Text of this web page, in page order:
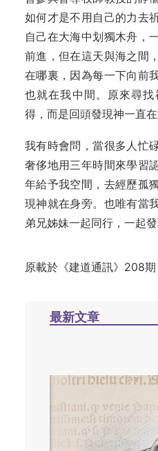
如何才是不用自己的力去
自己在大海中划獨木舟，
前進，但在這天與海之間
在哪裏，因為每一下向前
也就在我中間。原來尋
得，而是回頭發現神一直在
我有時會問，當很多人忙
奢侈地用三年時間來學習
年給予我空間，去經歷孤
現神就在身旁。也唯有當
弟兄姊妹一起同行，一起發
原載於《建道通訊》208期
最新文章